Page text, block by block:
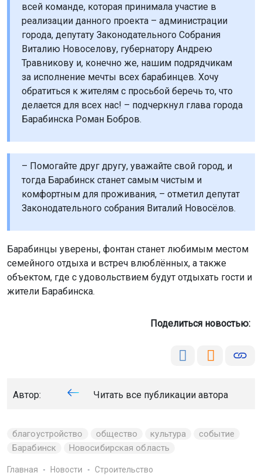
всей команде, которая принимала участие в
реализации данного проекта – администрации
города, депутату Законодательного Собрания
Виталию Новоселову, губернатору Андрею
Травникову и, конечно же, нашим подрядчикам
за исполнение мечты всех барабинцев. Хочу
обратиться к жителям с просьбой беречь то, что
делается для всех нас! – подчеркнул глава города
Барабинска Роман Бобров.
– Помогайте друг другу, уважайте свой город, и
тогда Барабинск станет самым чистым и
комфортным для проживания, – отметил депутат
Законодательного собрания Виталий Новосёлов.
Барабинцы уверены, фонтан станет любимым местом
семейного отдыха и встреч влюблённых, а также
объектом, где с удовольствием будут отдыхать гости и
жители Барабинска.
Поделиться новостью:
Автор: Читать все публикации автора
благоустройство общество культура
событие
Барабинск
Новосибирская область
Главная Новости Строительство